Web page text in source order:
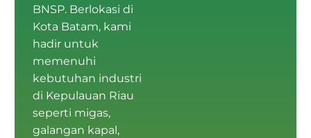
BNSP. Berlokasi di
Kota Batam, kami
hadir untuk
memenuhi
kebutuhan industri
di Kepulauan Riau
seperti migas,
galangan kapal,